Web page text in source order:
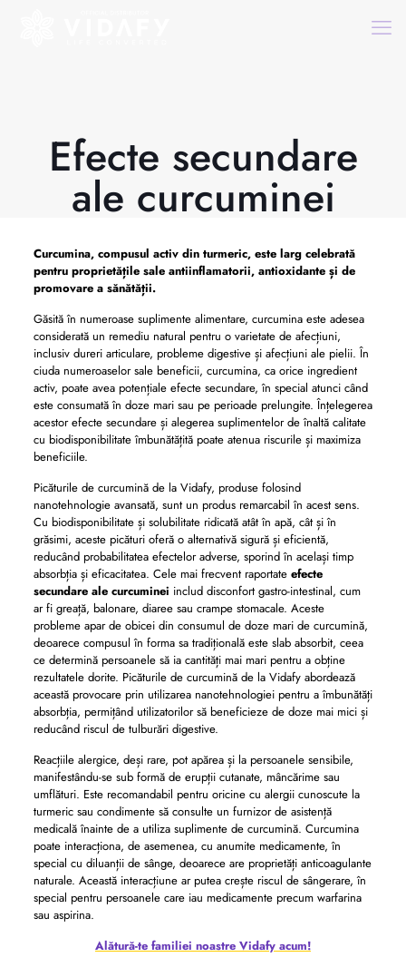
Efecte secundare
ale curcuminei
Curcumina, compusul activ din turmeric, este larg celebrată
pentru proprietățile sale antiinflamatorii, antioxidante și de
promovare a sănătății.
Găsită în numeroase suplimente alimentare, curcumina este adesea
considerată un remediu natural pentru o varietate de afecțiuni,
inclusiv dureri articulare, probleme digestive și afecțiuni ale pielii. În
ciuda numeroaselor sale beneficii, curcumina, ca orice ingredient
activ, poate avea potențiale efecte secundare, în special atunci când
este consumată în doze mari sau pe perioade prelungite. Înțelegerea
acestor efecte secundare și alegerea suplimentelor de înaltă calitate
cu biodisponibilitate îmbunătățită poate atenua riscurile și maximiza
beneficiile.
Picăturile de curcumină de la Vidafy, produse folosind
nanotehnologie avansată, sunt un produs remarcabil în acest sens.
Cu biodisponibilitate și solubilitate ridicată atât în ​​apă, cât și în
grăsimi, aceste picături oferă o alternativă sigură și eficientă,
reducând probabilitatea efectelor adverse, sporind în același timp
absorbția și eficacitatea. Cele mai frecvent raportate efecte
secundare ale curcuminei includ disconfort gastro-intestinal, cum
ar fi greață, balonare, diaree sau crampe stomacale. Aceste
probleme apar de obicei din consumul de doze mari de curcumină,
deoarece compusul în forma sa tradițională este slab absorbit, ceea
ce determină persoanele să ia cantități mai mari pentru a obține
rezultatele dorite. Picăturile de curcumină de la Vidafy abordează
această provocare prin utilizarea nanotehnologiei pentru a îmbunătăți
absorbția, permițând utilizatorilor să beneficieze de doze mai mici și
reducând riscul de tulburări digestive.
Reacțiile alergice, deși rare, pot apărea și la persoanele sensibile,
manifestându-se sub formă de erupții cutanate, mâncărime sau
umflături. Este recomandabil pentru oricine cu alergii cunoscute la
turmeric sau condimente să consulte un furnizor de asistență
medicală înainte de a utiliza suplimente de curcumină. Curcumina
poate interacționa, de asemenea, cu anumite medicamente, în
special cu diluanții de sânge, deoarece are proprietăți anticoagulante
naturale. Această interacțiune ar putea crește riscul de sângerare, în
special pentru persoanele care iau medicamente precum warfarina
sau aspirina.
Alătură-te familiei noastre Vidafy acum!